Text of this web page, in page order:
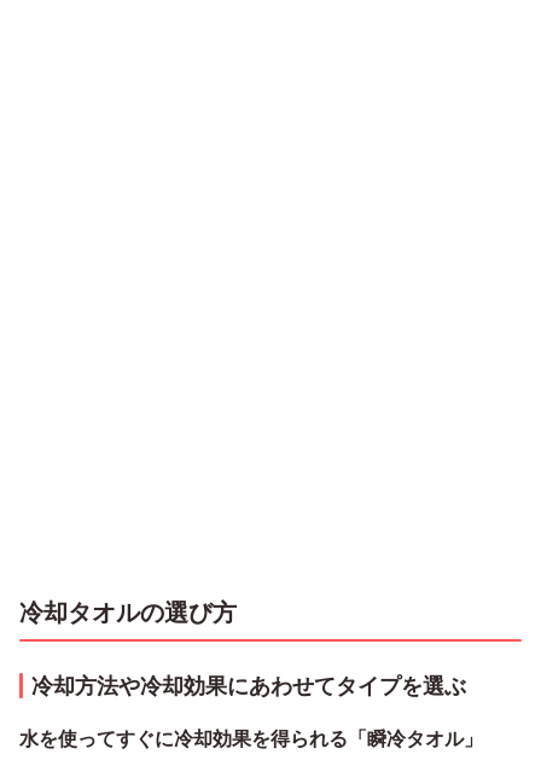
冷却タオルの選び方
冷却方法や冷却効果にあわせてタイプを選ぶ
水を使ってすぐに冷却効果を得られる「瞬冷タオル」